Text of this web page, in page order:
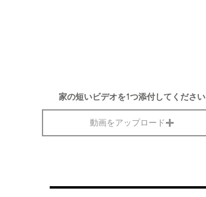
家の短いビデオを1つ添付してください
動画をアップロード